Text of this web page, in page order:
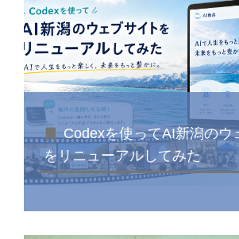
Codexを使ってAI新潟のウ
をリニューアルしてみた